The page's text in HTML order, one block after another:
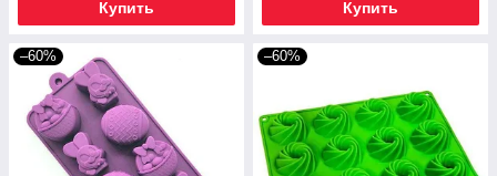
Купить Купить
–60% –60%